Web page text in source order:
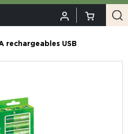
rechargeables USB